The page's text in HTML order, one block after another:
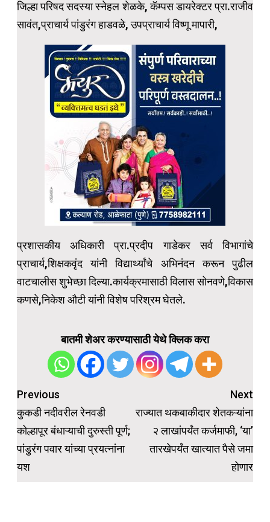
जिल्हा परिषद सदस्या स्नेहल शेळके, कॅम्पस डायरेक्टर प्रा.राजीव
सावंत,प्राचार्य पांडुरंग हाडवळे, उपप्राचार्य विष्णू मापारी,
प्रशासकीय अधिकारी प्रा.प्रदीप गाडेकर सर्व विभागांचे
प्राचार्य,शिक्षकवृंद यांनी विद्यार्थ्यांचे अभिनंदन करून पुढील
वाटचालीस शुभेच्छा दिल्या.कार्यक्रमासाठी विलास सोनवणे,विकास
कणसे,निकेश औटी यांनी विशेष परिश्रम घेतले.
बातमी शेअर करण्यासाठी येथे क्लिक करा
Post
navigation
Previous
कुकडी नदीवरील रेनवडी
कोल्हापूर बंधाऱ्याची दुरुस्ती पूर्ण;
पांडुरंग पवार यांच्या प्रयत्नांना
यश
Next
राज्यात थकबाकीदार शेतकऱ्यांना
२ लाखांपर्यंत कर्जमाफी, ‘या’
तारखेपर्यंत खात्यात पैसे जमा
होणार